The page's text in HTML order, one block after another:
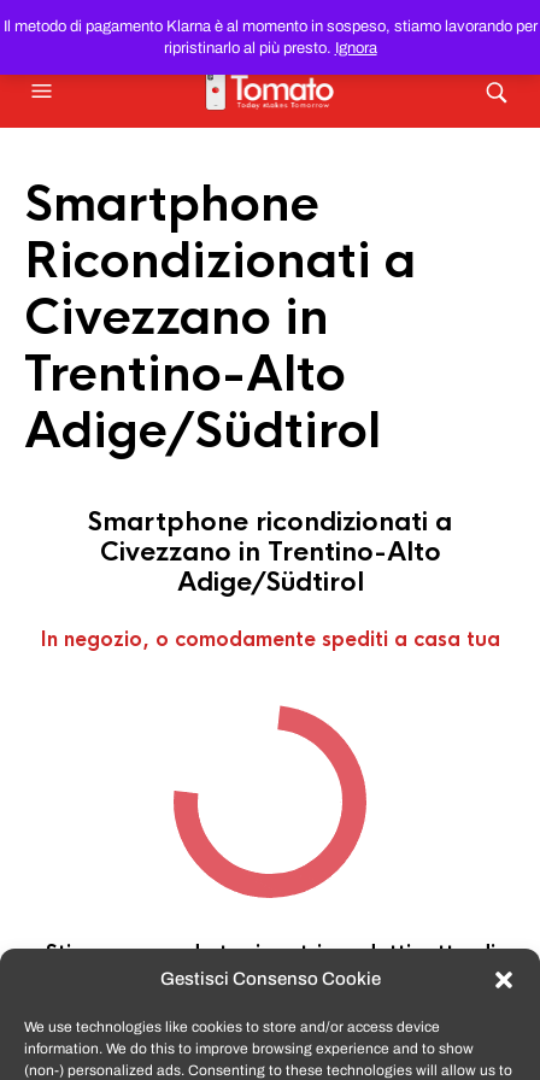
Gestisci Consenso Cookie
We use technologies like cookies to store and/or access device
information. We do this to improve browsing experience and to show
(non-) personalized ads. Consenting to these technologies will allow us to
Il metodo di pagamento Klarna è al momento in sospeso, stiamo lavorando per
ripristinarlo al più presto. Ignora
SMARTPHONE E TABLET RICONDIZIONATIAL MIGLIOR
PREZZO DEL WEB!
Smartphone
Ricondizionati a
Civezzano in
Trentino-Alto
Adige/Südtirol
Smartphone ricondizionati a
Civezzano in Trentino-Alto
Adige/Südtirol
In negozio, o comodamente spediti a casa tua
Stiamo cercando tra i nostri prodotti, attendi
qualche secondo…
TomatoSmartphone.itè lo shop n.1 in italia per